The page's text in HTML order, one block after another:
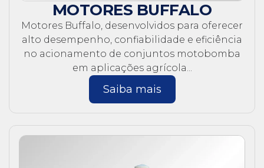
MOTORES BUFFALO
Motores Buffalo, desenvolvidos para oferecer
alto desempenho, confiabilidade e eficiência
no acionamento de conjuntos motobomba
em aplicações agrícola...
Saiba mais